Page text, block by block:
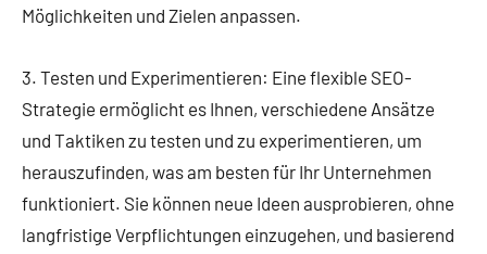
Möglichkeiten und Zielen anpassen.
3. Testen und Experimentieren: Eine flexible SEO-
Strategie ermöglicht es Ihnen, verschiedene Ansätze
und Taktiken zu testen und zu experimentieren, um
herauszufinden, was am besten für Ihr Unternehmen
funktioniert. Sie können neue Ideen ausprobieren, ohne
langfristige Verpflichtungen einzugehen, und basierend